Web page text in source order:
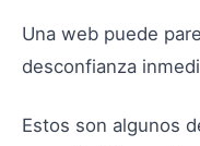
Una web puede
desconfianza
Estos son algunos